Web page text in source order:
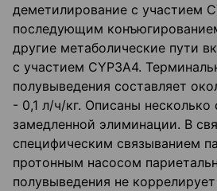
деметилирование с участием
последующим
другие метаболические пути
с участием CYP3A4.
полувыведения составляет
- 0,1 л/ч/кг. Описаны несколько
замедленной элиминации. В
специфическим связыванием
протонным насосом
полувыведения не